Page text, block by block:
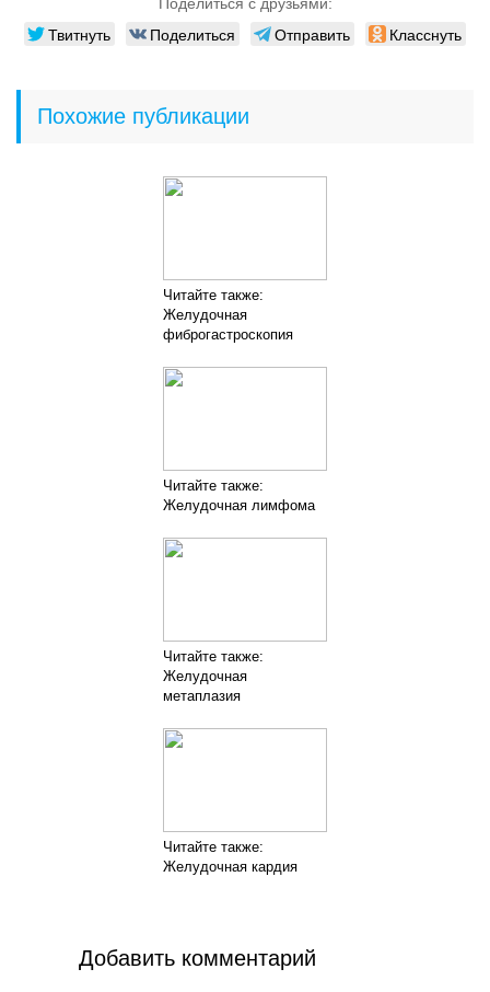
Твитнуть Поделиться Отправить Класснуть
Похожие публикации
Читайте также:
Желудочная
фиброгастроскопия
Читайте также:
Желудочная лимфома
Читайте также:
Желудочная
метаплазия
Читайте также:
Желудочная кардия
Добавить комментарий